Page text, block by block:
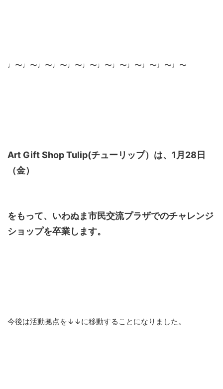
♩〜♩〜♩〜♩〜♩〜♩〜♩〜♩〜♩〜♩〜♩〜♩〜
Art Gift Shop Tulip(チューリップ）は、1月28日
（金）
をもって、いわぬま市民交流プラザでのチャレンジ
ショップを卒業します。
今後は活動拠点を↓↓に移動することになりました。